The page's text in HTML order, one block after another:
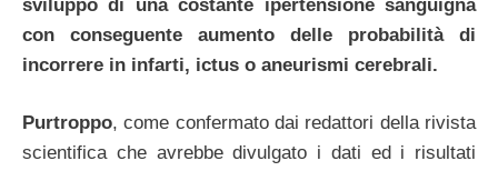
sviluppo di una costante ipertensione sanguigna
con conseguente aumento delle probabilità di
incorrere in infarti, ictus o aneurismi cerebrali.
Purtroppo, come confermato dai redattori della rivista
scientifica che avrebbe divulgato i dati ed i risultati